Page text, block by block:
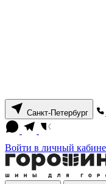
Санкт-Петербург
Войти в личный